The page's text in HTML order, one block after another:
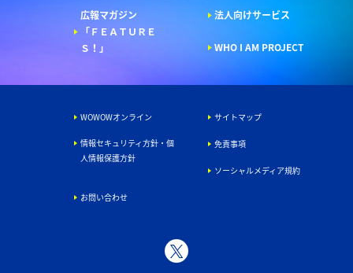
広報マガジン
「ＦＥＡＴＵＲＥ
Ｓ！」
法人向けサービス
WHO I AM PROJECT
WOWOWオンライン サイトマップ
情報セキュリティ方針・個
人情報保護方針
免責事項
ソーシャルメディア規約
お問い合わせ